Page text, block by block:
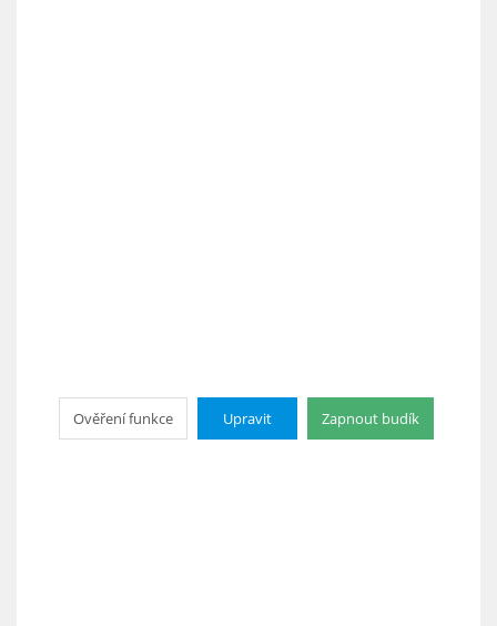
Ověření funkce Upravit Zapnout budík